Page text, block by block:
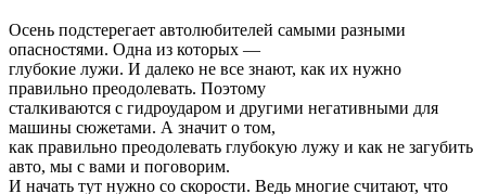
Осень подстерегает автолюбителей самыми разными
опасностями. Одна из которых —
глубокие лужи. И далеко не все знают, как их нужно
правильно преодолевать. Поэтому
сталкиваются с гидроударом и другими негативными для
машины сюжетами. А значит о том,
как правильно преодолевать глубокую лужу и как не загубить
авто, мы с вами и поговорим.
И начать тут нужно со скорости. Ведь многие считают, что